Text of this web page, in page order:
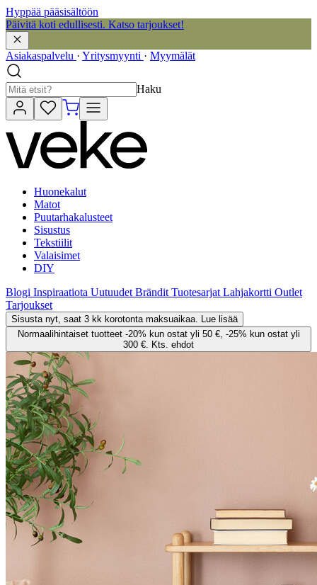
Hyppää pääsisältöön
Päivitä koti edullisesti. Katso tarjoukset!
Asiakaspalvelu · Yritysmyynti · Myymälät
Haku
Huonekalut
Matot
Puutarhakalusteet
Sisustus
Tekstiilit
Valaisimet
DIY
Blogi Inspiraatiota Uutuudet Brändit Tuotesarjat Lahjakortti Outlet
Tarjoukset
Sisusta nyt, saat 3 kk korotonta maksuaikaa. Lue lisää
Normaalihintaiset tuotteet -20% kun ostat yli 50 €, -25% kun ostat yli
300 €. Kts. ehdot